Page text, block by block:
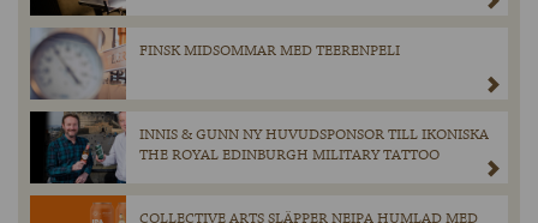
FINSK MIDSOMMAR MED TEERENPELI
INNIS & GUNN NY HUVUDSPONSOR TILL IKONISKA
THE ROYAL EDINBURGH MILITARY TATTOO
COLLECTIVE ARTS SLÄPPER NEIPA HUMLAD MED